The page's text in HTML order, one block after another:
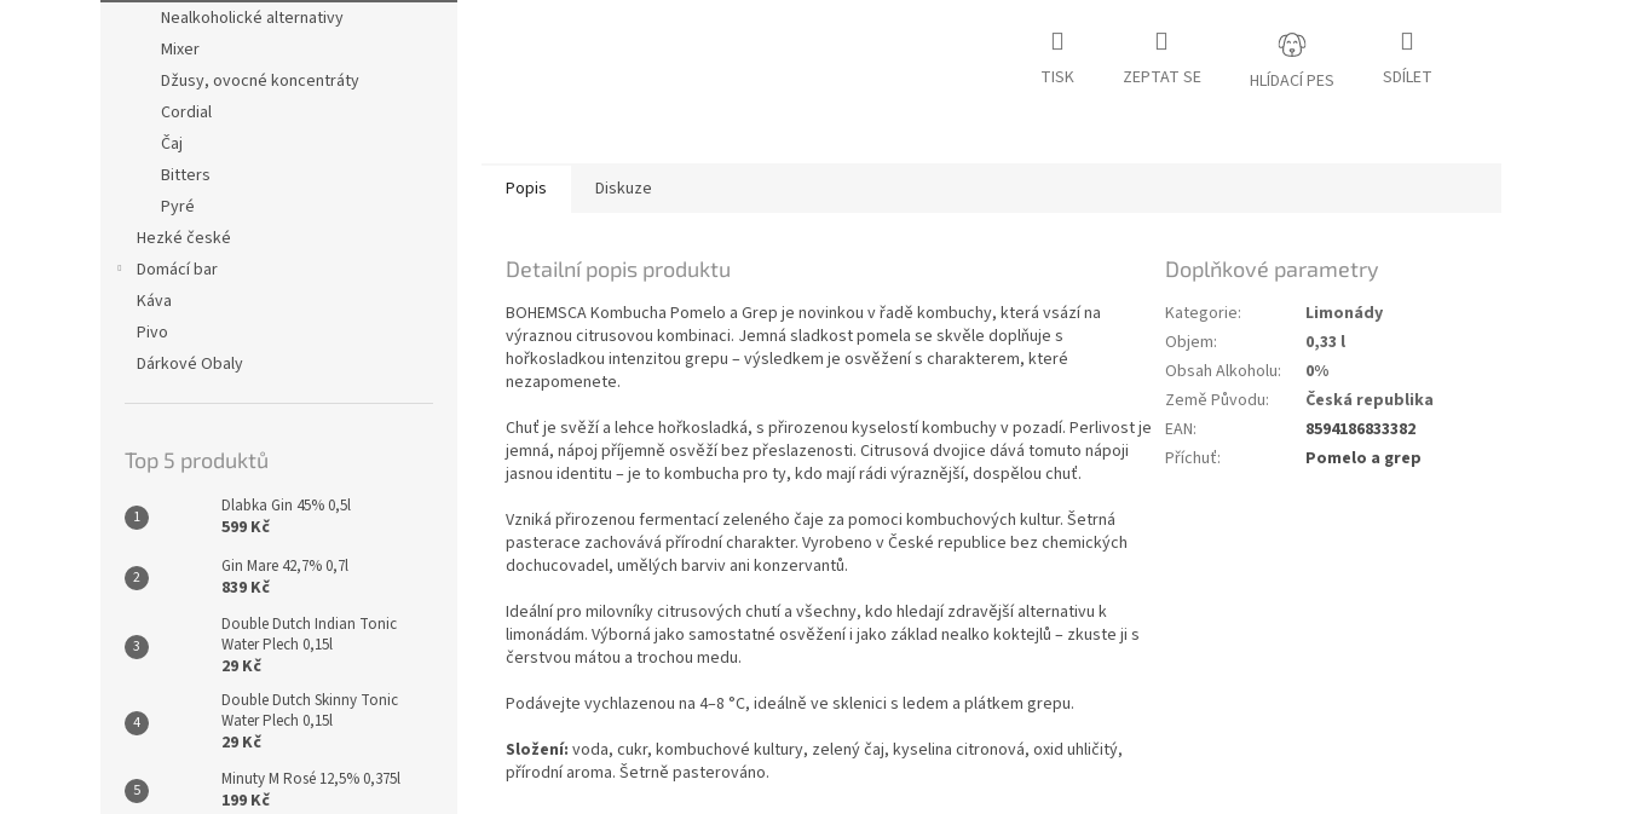
Nealkoholické alternativy
Mixer
Džusy, ovocné koncentráty
Cordial
Čaj
Bitters
Pyré
Hezké české
Domácí bar
Káva
Pivo
Dárkové Obaly
Top 5 produktů
Dlabka Gin 45% 0,5l
599 Kč
Gin Mare 42,7% 0,7l
839 Kč
Double Dutch Indian Tonic
Water Plech 0,15l
29 Kč
Double Dutch Skinny Tonic
Water Plech 0,15l
29 Kč
Minuty M Rosé 12,5% 0,375l
199 Kč
TISK ZEPTAT SE HLÍDACÍ PES SDÍLET
Popis Diskuze
Detailní popis produktu
BOHEMSCA Kombucha Pomelo a Grep je novinkou v řadě kombuchy, která vsází na
výraznou citrusovou kombinaci. Jemná sladkost pomela se skvěle doplňuje s
hořkosladkou intenzitou grepu – výsledkem je osvěžení s charakterem, které
nezapomenete.
Chuť je svěží a lehce hořkosladká, s přirozenou kyselostí kombuchy v pozadí. Perlivost je
jemná, nápoj příjemně osvěží bez přeslazenosti. Citrusová dvojice dává tomuto nápoji
jasnou identitu – je to kombucha pro ty, kdo mají rádi výraznější, dospělou chuť.
Vzniká přirozenou fermentací zeleného čaje za pomoci kombuchových kultur. Šetrná
pasterace zachovává přírodní charakter. Vyrobeno v České republice bez chemických
dochucovadel, umělých barviv ani konzervantů.
Ideální pro milovníky citrusových chutí a všechny, kdo hledají zdravější alternativu k
limonádám. Výborná jako samostatné osvěžení i jako základ nealko koktejlů – zkuste ji s
čerstvou mátou a trochou medu.
Podávejte vychlazenou na 4–8 °C, ideálně ve sklenici s ledem a plátkem grepu.
Složení: voda, cukr, kombuchové kultury, zelený čaj, kyselina citronová, oxid uhličitý,
přírodní aroma. Šetrně pasterováno.
Doplňkové parametry
Kategorie:
Limonády
Objem:
0,33 l
Obsah Alkoholu:
0%
Země Původu:
Česká republika
EAN:
8594186833382
Příchuť: Pomelo a grep